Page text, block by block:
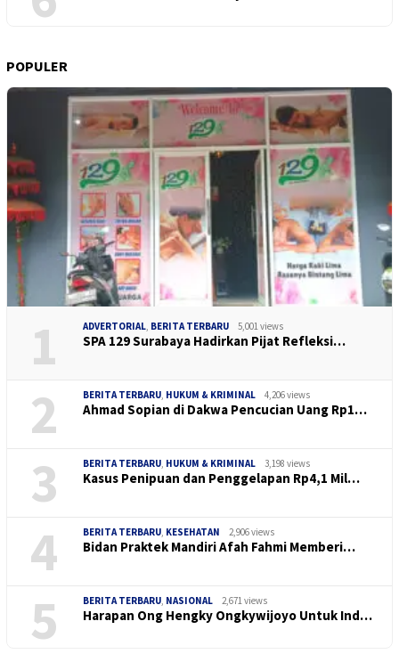
POPULER
1 ADVERTORIAL BERITA TERBARU 5,001 views
SPA 129 Surabaya Hadirkan Pijat Refleksi…
2 BERITA TERBARU HUKUM & KRIMINAL 4,206 views
Ahmad Sopian di Dakwa Pencucian Uang Rp1…
3 BERITA TERBARU HUKUM & KRIMINAL 3,198 views
Kasus Penipuan dan Penggelapan Rp4,1 Mil…
4 BERITA TERBARU KESEHATAN 2,906 views
Bidan Praktek Mandiri Afah Fahmi Memberi…
5 BERITA TERBARU NASIONAL 2,671 views
Harapan Ong Hengky Ongkywijoyo Untuk Ind…